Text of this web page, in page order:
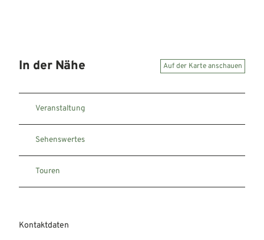
In der Nähe Auf der Karte anschauen
Veranstaltung
Sehenswertes
Touren
Kontaktdaten